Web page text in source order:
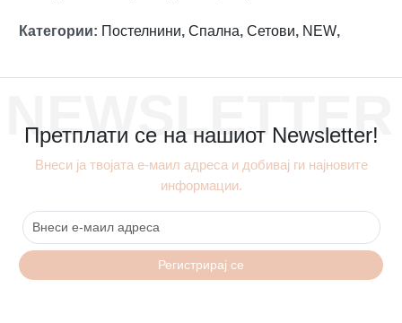
Категории: Постелнини, Спална, Сетови, NEW,
NEWSLETTER
Претплати се на нашиот Newsletter!
Внеси ја твојата е-маил адреса и добивај ги најновите
информации.
Регистрирај се